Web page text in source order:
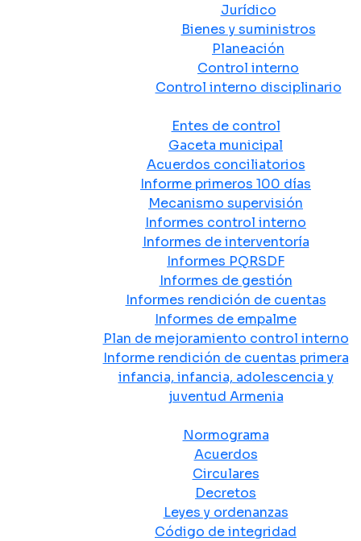
Jurídico
Bienes y suministros
Planeación
Control interno
Control interno disciplinario
Entes de control
Gaceta municipal
Acuerdos conciliatorios
Informe primeros 100 días
Mecanismo supervisión
Informes control interno
Informes de interventoría
Informes PQRSDF
Informes de gestión
Informes rendición de cuentas
Informes de empalme
Plan de mejoramiento control interno
Informe rendición de cuentas primera
infancia, infancia, adolescencia y
juventud Armenia
Normograma
Acuerdos
Circulares
Decretos
Leyes y ordenanzas
Código de integridad